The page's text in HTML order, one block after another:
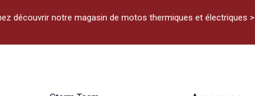
page
découvrir notre magasin de motos thermiques et électriques >